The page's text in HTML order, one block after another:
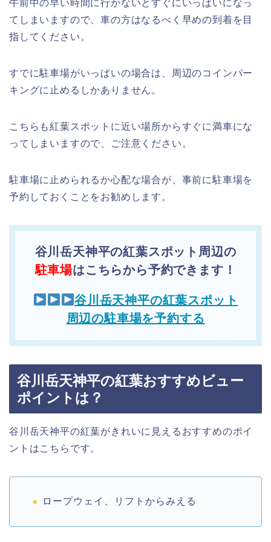
午前中の早い時間に行かないとすぐにいっぱいになっ
てしまいますので、車の方はなるべく早めの到着を目
指してください。
すでに駐車場がいっぱいの場合は、周辺のコインパー
キングに止めるしかありません。
こちらも紅葉スポットに近い場所からすぐに満車にな
ってしまいますので、ご注意ください。
駐車場に止められるか心配な場合が、事前に駐車場を
予約しておくことをお勧めします。
谷川岳天神平の紅葉スポット周辺の
駐車場はこちらから予約できます！
谷川岳天神平の紅葉スポット
周辺の駐車場を予約する
谷川岳天神平の紅葉おすすめビュー
ポイントは？
谷川岳天神平の紅葉がきれいに見えるおすすめのポイ
ントはこちらです。
ロープウェイ、リフトからみえる